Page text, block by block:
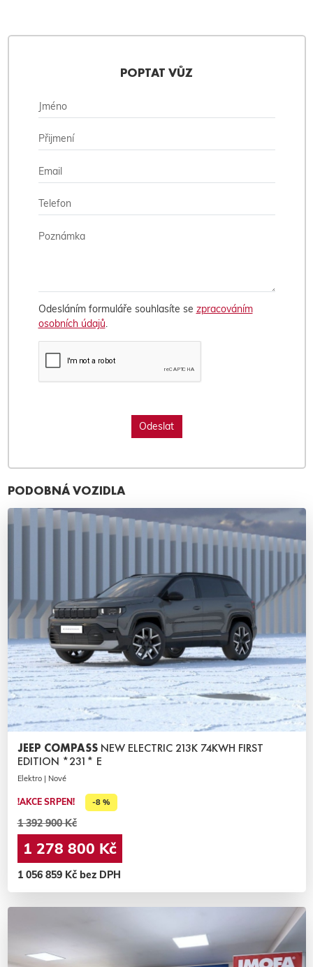
POPTAT VŮZ
Odesláním formuláře souhlasíte se zpracováním
osobních údajů.
PODOBNÁ VOZIDLA
JEEP COMPASS NEW ELECTRIC 213K 74KWH FIRST
EDITION *231* E
Elektro | Nové
!AKCE SRPEN! -8 %
1 392 900 Kč
1 278 800 Kč
1 056 859 Kč bez DPH